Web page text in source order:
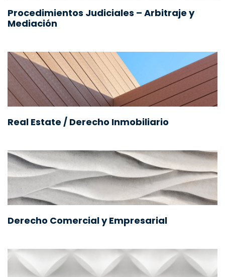
Procedimientos Judiciales – Arbitraje y
Mediación
Real Estate / Derecho Inmobiliario
Derecho Comercial y Empresarial